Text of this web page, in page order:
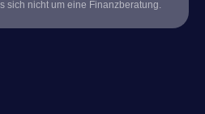
sich nicht um eine Finanzberatung.